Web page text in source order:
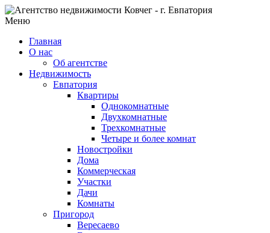
Меню
Главная
О нас
Об агентстве
Недвижимость
Евпатория
Квартиры
Однокомнатные
Двухкомнатные
Трехкомнатные
Четыре и более комнат
Новостройки
Дома
Коммерческая
Участки
Дачи
Комнаты
Пригород
Вересаево